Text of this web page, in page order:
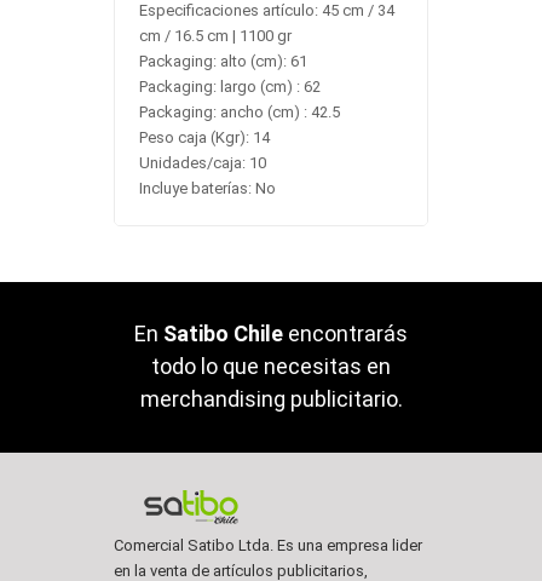
Especificaciones artículo: 45 cm / 34
cm / 16.5 cm | 1100 gr
Packaging: alto (cm): 61
Packaging: largo (cm) : 62
Packaging: ancho (cm) : 42.5
Peso caja (Kgr): 14
Unidades/caja: 10
Incluye baterías: No
En Satibo Chile encontrarás
todo lo que necesitas en
merchandising publicitario.
Comercial Satibo Ltda. Es una empresa lider
en la venta de artículos publicitarios,